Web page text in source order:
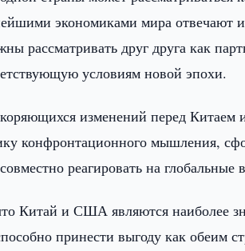
экономиками мира отвечают
рассматривать друг друга как
условиям новой эпохи.
изменений перед
конфронтационного мышления,
реагировать на глобальные
Китай и США являются наиболее
принести выгоду как обеим